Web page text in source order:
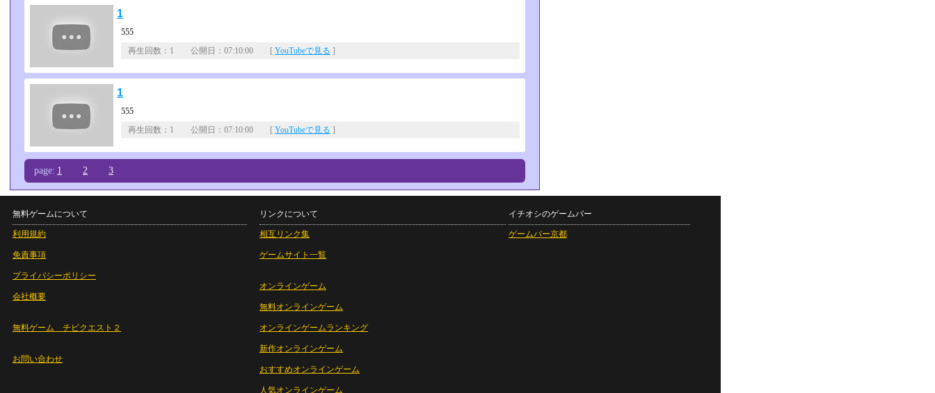
1
555
再生回数：1 公開日：07:10:00 [ YouTubeで見る ]
1
555
再生回数：1 公開日：07:10:00 [ YouTubeで見る ]
page: 1 2 3
無料ゲームについて
利用規約
免責事項
プライバシーポリシー
会社概要
無料ゲーム チビクエスト２
お問い合わせ
リンクについて
相互リンク集
ゲームサイト一覧
オンラインゲーム
無料オンラインゲーム
オンラインゲームランキング
新作オンラインゲーム
おすすめオンラインゲーム
人気オンラインゲーム
イチオシのゲームバー
ゲームバー京都